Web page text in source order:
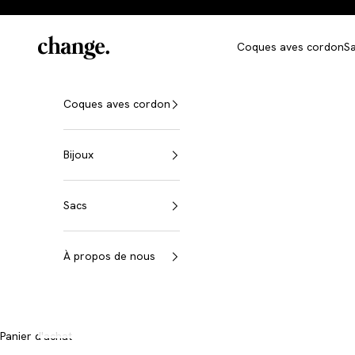
Change Coques aves cordon
Coques aves cordon
Bijoux
Sacs
À propos de nous
Panier d'achat